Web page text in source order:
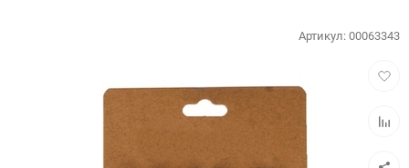
Артикул:00063343